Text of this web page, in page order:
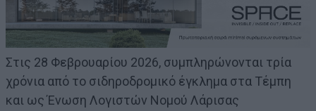
Στις 28 Φεβρουαρίου 2026, συμπληρώνονται τρία
χρόνια από το σιδηροδρομικό έγκλημα στα Τέμπη
και ως Ένωση Λογιστών Νομού Λάρισας